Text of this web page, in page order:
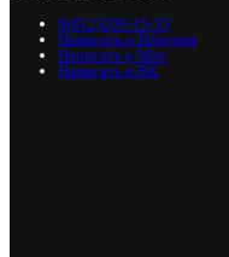
8(812)209-15-35
Написать в Telegram
Написать в Max
Написать в ВК